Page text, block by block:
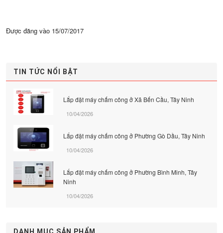
Được đăng vào 15/07/2017
TIN TỨC NỔI BẬT
Lắp đặt máy chấm công ở Xã Bến Cầu, Tây Ninh
10/04/2026
Lắp đặt máy chấm công ở Phường Gò Dầu, Tây Ninh
10/04/2026
Lắp đặt máy chấm công ở Phường Bình Minh, Tây
Ninh
10/04/2026